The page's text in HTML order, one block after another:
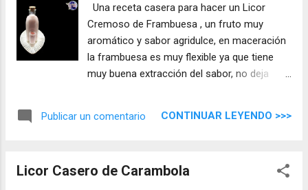
Una receta casera para hacer un Licor
Cremoso de Frambuesa , un fruto muy
aromático y sabor agridulce, en maceración
la frambuesa es muy flexible ya que tiene
muy buena extracción del sabor, no deja
Publicar un comentario CONTINUAR LEYENDO >>>
Licor Casero de Carambola